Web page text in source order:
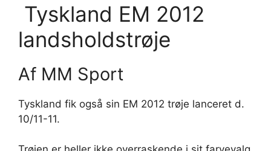
Tyskland EM 2012
landsholdstrøje
Af MM Sport
Tyskland fik også sin EM 2012 trøje lanceret d.
10/11-11.